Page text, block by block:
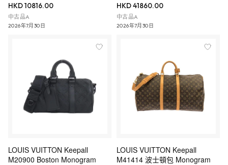
HKD 10816.00
中古品A
2026年7月30日
HKD 41860.00
中古品A
2026年7月30日
LOUIS VUITTON Keepall
M20900 Boston Monogram
LOUIS VUITTON Keepall
M41414 波士頓包 Monogram